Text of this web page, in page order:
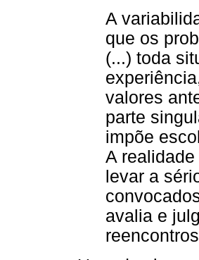
A
que os
(...) toda
valores
parte
impõe
A
levar a
avalia e